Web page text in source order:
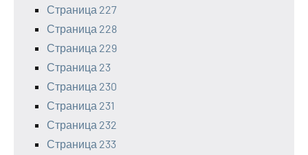
Страница 227
Страница 228
Страница 229
Страница 23
Страница 230
Страница 231
Страница 232
Страница 233